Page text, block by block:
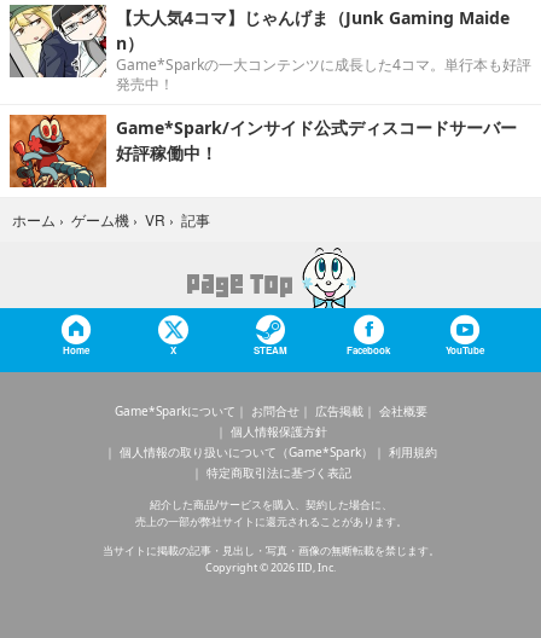
【大人気4コマ】じゃんげま（Junk Gaming Maide
n）
Game*Sparkの一大コンテンツに成長した4コマ。単行本も好評
発売中！
Game*Spark/インサイド公式ディスコードサーバー
好評稼働中！
ホーム › ゲーム機 › VR › 記事
Home X STEAM Facebook YouTube
Game*Sparkについて お問合せ 広告掲載
会社概要
個人情報保護方針
個人情報の取り扱いについて（Game*Spark）
利用規約
特定商取引法に基づく表記
紹介した商品/サービスを購入、契約した場合に、
売上の一部が弊社サイトに還元されることがあります。
当サイトに掲載の記事・見出し・写真・画像の無断転載を禁じます。
Copyright © 2026 IID, Inc.